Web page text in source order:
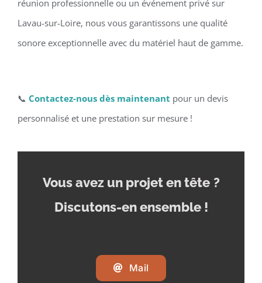
réunion professionnelle ou un événement privé sur
Lavau-sur-Loire, nous vous garantissons une qualité
sonore exceptionnelle avec du matériel haut de gamme.
📞 Contactez-nous dès maintenant pour un devis
personnalisé et une prestation sur mesure !
Vous avez un projet en tête ?
Discutons-en ensemble !
Mail